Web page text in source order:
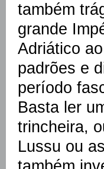
também
grande
Adriático
padrões e
período
Basta ler
trincheira,
Lussu ou